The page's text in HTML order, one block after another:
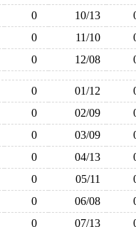
0 10/13
0 11/10
0 12/08
0 01/12
0 02/09
0 03/09
0 04/13
0 05/11
0 06/08
0 07/13